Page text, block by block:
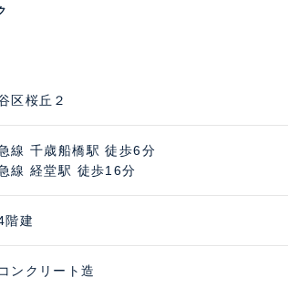
区桜丘２
線 千歳船橋駅 徒歩6分
線 経堂駅 徒歩16分
階建
ンクリート造